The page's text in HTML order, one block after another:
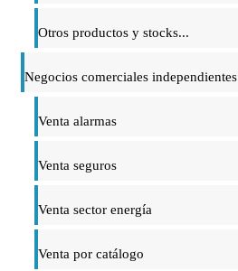
Otros productos y stocks...
Negocios comerciales independientes
Venta alarmas
Venta seguros
Venta sector energía
Venta por catálogo